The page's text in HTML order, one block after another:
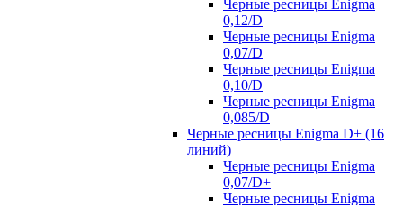
Черные ресницы Enigma
0,12/D
Черные ресницы Enigma
0,07/D
Черные ресницы Enigma
0,10/D
Черные ресницы Enigma
0,085/D
Черные ресницы Enigma D+ (16
линий)
Черные ресницы Enigma
0,07/D+
Черные ресницы Enigma